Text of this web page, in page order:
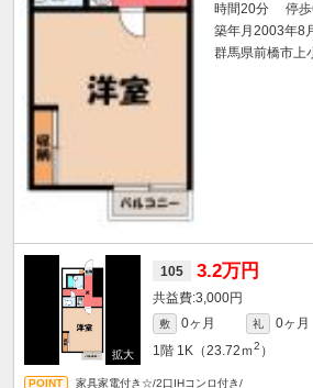
時間20分 停歩
築年月2003年8
群馬県前橋市上
105 3.2万円
3,000円
敷 0ヶ月 礼
0ヶ月
1階 1K（23.72ｍ2 ）
家具家電付き☆/2口IHコンロ付き/